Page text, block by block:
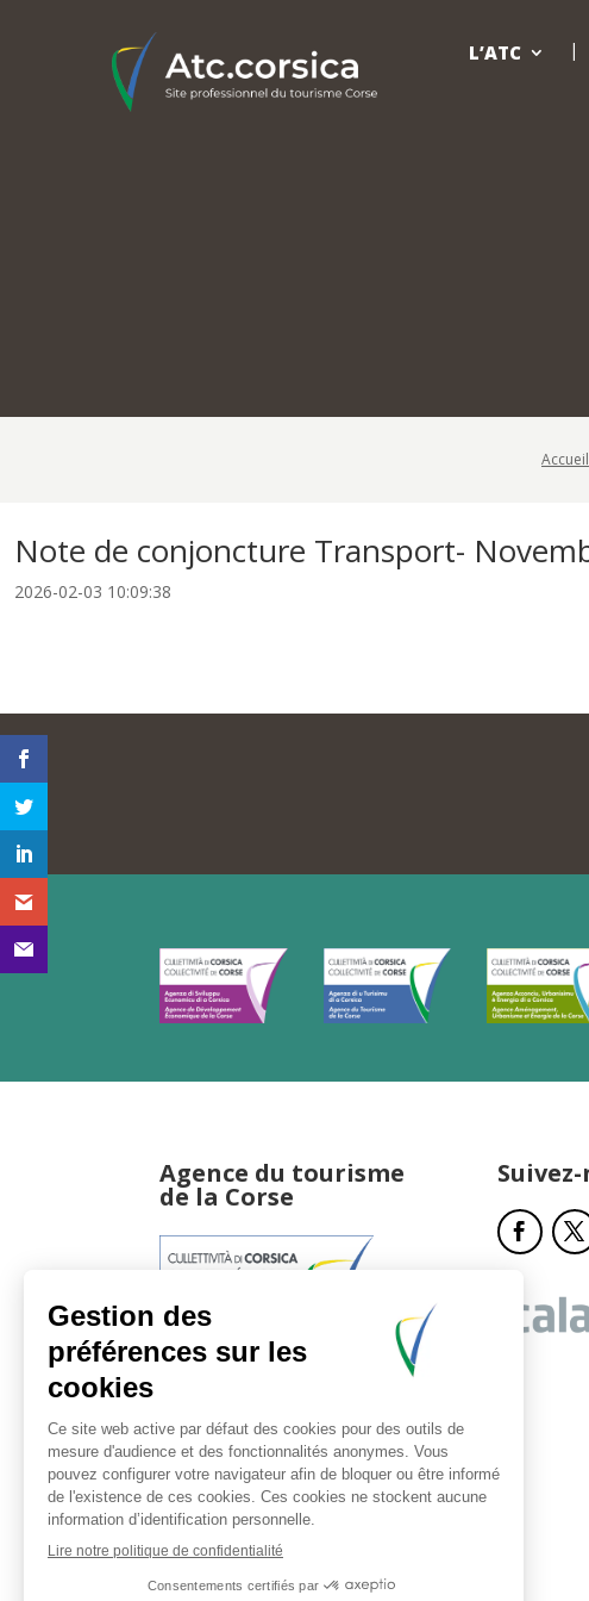
L’ATC
Accueil
Note de conjoncture Transport-
2026-02-03 10:09:38
Agence du tourisme
de la Corse
20181 Ajaccio Cedex 01
T : 04 95 51 77 77
Accueil et horaires
Nous contacter
Politique de confidentialité